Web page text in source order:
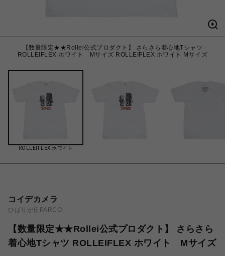
【数量限定★★Rollei公式プロダクト】 さらさら着心地Tシャツ
ROLLEIFLEX ホワイト Mサイズ ROLLEIFLEX ホワイト Mサイズ
ROLLEIFLEX ホワイト
コイデカメラ
ひばりが丘PARCO
【数量限定★★Rollei公式プロダクト】 さらさら
着心地Tシャツ ROLLEIFLEX ホワイト Mサイズ